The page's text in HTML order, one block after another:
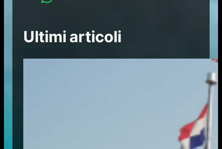
Ultimi articoli